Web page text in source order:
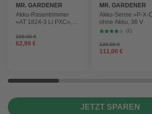
MR. GARDENER
Akku-Rasentrimmer
»AT 1824-3 Li PXC«,
109,00 €
62,99 €
MR. GARDENER
Akku-Sense »P-X-
ohne Akku, 36 V
(1)
139,00 €
111,00 €
JETZT SPAREN